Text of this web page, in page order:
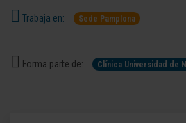
Trabaja en: Sede Pamplona
Forma parte de: Clínica Universidad de